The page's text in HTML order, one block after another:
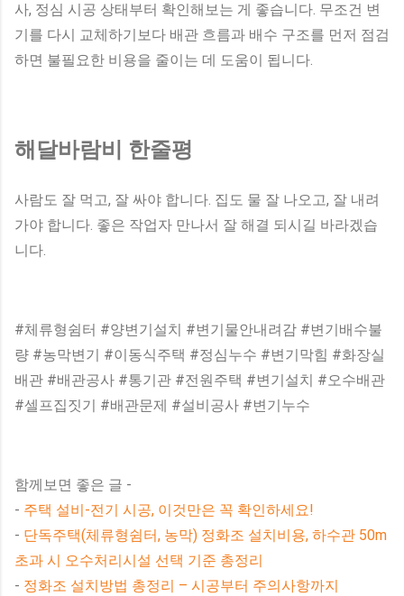
사, 정심 시공 상태부터 확인해보는 게 좋습니다. 무조건 변
기를 다시 교체하기보다 배관 흐름과 배수 구조를 먼저 점검
하면 불필요한 비용을 줄이는 데 도움이 됩니다.
해달바람비 한줄평
사람도 잘 먹고, 잘 싸야 합니다. 집도 물 잘 나오고, 잘 내려
가야 합니다. 좋은 작업자 만나서 잘 해결 되시길 바라겠습
니다.
#체류형쉼터 #양변기설치 #변기물안내려감 #변기배수불
량 #농막변기 #이동식주택 #정심누수 #변기막힘 #화장실
배관 #배관공사 #통기관 #전원주택 #변기설치 #오수배관
#셀프집짓기 #배관문제 #설비공사 #변기누수
함께보면 좋은 글 -
- 주택 설비-전기 시공, 이것만은 꼭 확인하세요!
- 단독주택(체류형쉼터, 농막) 정화조 설치비용, 하수관 50m
초과 시 오수처리시설 선택 기준 총정리
- 정화조 설치방법 총정리 – 시공부터 주의사항까지